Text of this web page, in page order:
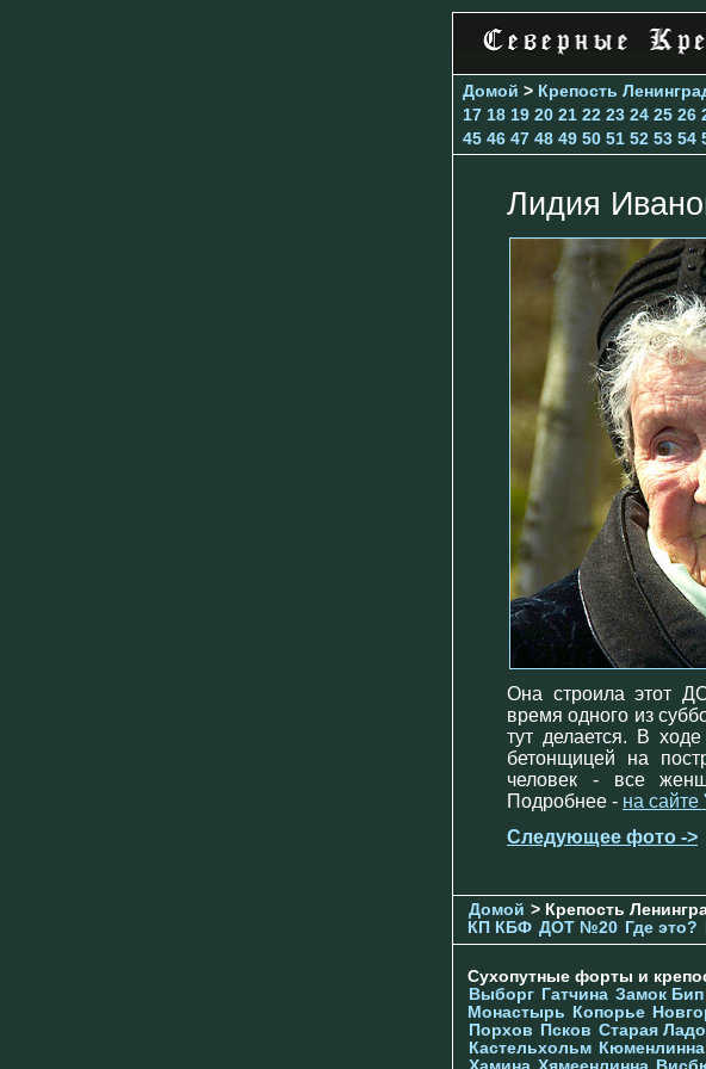
Домой > Крепость
17 18 19 20 21 22 23 24 25 26
45 46 47 48 49 50 51 52 53 54
Лидия
Она строила этот
время одного из
тут делается. В
бетонщицей на
человек - все
Подробнее - на
Следующее фото ->
Домой > Крепость
КП КБФ ДОТ №20 Где это?
Сухопутные форты и
Выборг Гатчина Замок Бип
Монастырь
Копорье
Порхов
Псков Старая
Кастельхольм Кюменлинна